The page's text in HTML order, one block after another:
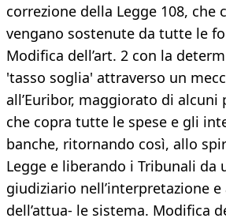
correzione della Legge 108, che
vengano sostenute da tutte le
Modifica dell’art. 2 con la
'tasso soglia' attraverso un
all’Euribor, maggiorato di
che copra tutte le spese e gli
banche, ritornando così, allo
Legge e liberando i Tribunali da
giudiziario nell’interpretazione
dell’attua- le sistema. Modifica